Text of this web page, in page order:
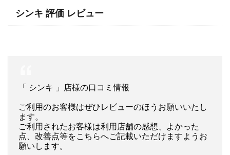
シンキ 評価 レビュー
「 シンキ 」店様の口コミ情報
ご利用のお客様はぜひレビューのほうお願いいたし
ます。
ご利用されたお客様は利用店舗の感想、よかった
点、改善点等をこちらへご記載いただけますようお
願いします。